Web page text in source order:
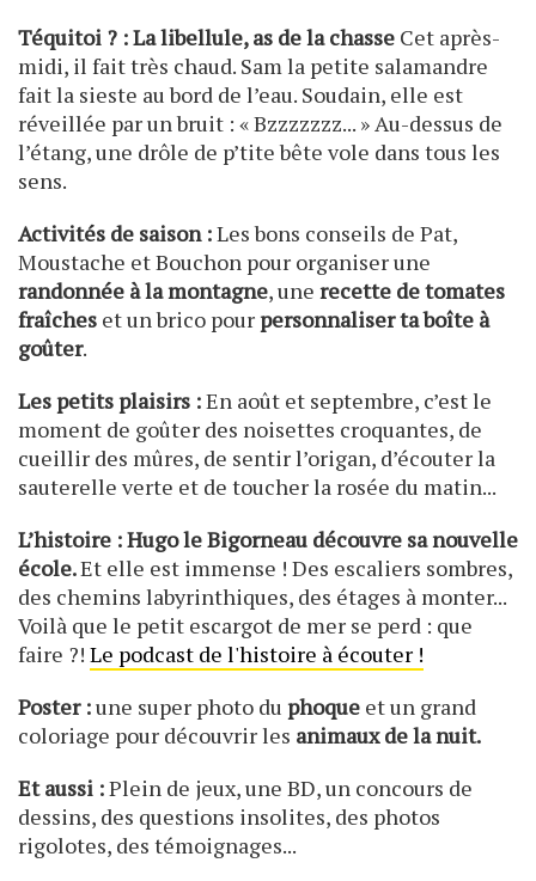
Téquitoi ? : La libellule, as de la chasse Cet après-
midi, il fait très chaud. Sam la petite salamandre
fait la sieste au bord de l’eau. Soudain, elle est
réveillée par un bruit : « Bzzzzzzz... » Au-dessus de
l’étang, une drôle de p’tite bête vole dans tous les
sens.
Activités de saison :Les bons conseils de Pat,
Moustache et Bouchon pour organiser une
randonnée à la montagne, une recette de tomates
fraîches et un brico pourpersonnaliser ta boîte à
goûter.
Les petits plaisirs :En août et septembre, c’est le
moment de goûter des noisettes croquantes, de
cueillir des mûres, de sentir l’origan, d’écouter la
sauterelle verte et de toucher la rosée du matin...
L’histoire : Hugo le Bigorneau découvre sa nouvelle
école.Et elle est immense ! Des escaliers sombres,
des chemins labyrinthiques, des étages à monter...
Voilà que le petit escargot de mer se perd : que
faire ?! Le podcast de l'histoire à écouter !
Poster :une super photo du phoque et un grand
coloriage pour découvrir les animaux de la nuit.
Et aussi :Plein de jeux, une BD, un concours de
dessins, des questions insolites, des photos
rigolotes, des témoignages...